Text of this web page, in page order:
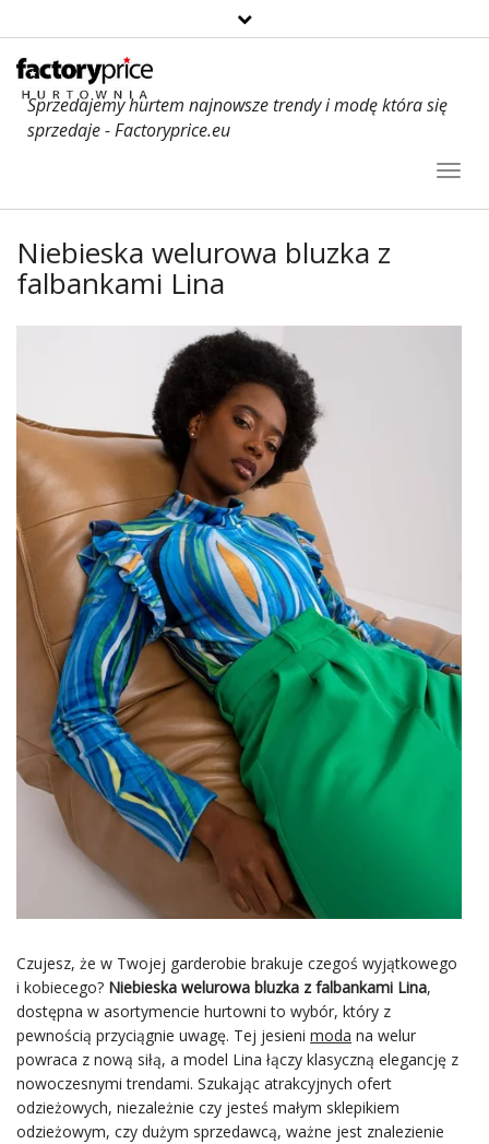
Sprzedajemy hurtem najnowsze trendy i modę która się
sprzedaje - Factoryprice.eu
Niebieska welurowa bluzka z
falbankami Lina
Czujesz, że w Twojej garderobie brakuje czegoś wyjątkowego
i kobiecego? Niebieska welurowa bluzka z falbankami Lina,
dostępna w asortymencie hurtowni to wybór, który z
pewnością przyciągnie uwagę. Tej jesieni moda na welur
powraca z nową siłą, a model Lina łączy klasyczną elegancję z
nowoczesnymi trendami. Szukając atrakcyjnych ofert
odzieżowych, niezależnie czy jesteś małym sklepikiem
odzieżowym, czy dużym sprzedawcą, ważne jest znalezienie